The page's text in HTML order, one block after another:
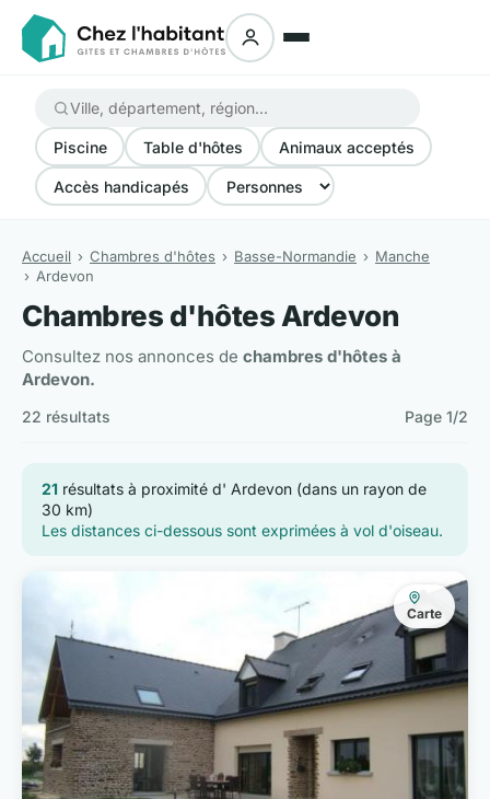
Piscine Table d'hôtes Animaux acceptés
Accès handicapés
Accueil Chambres d'hôtes Basse-Normandie
Manche
Ardevon
Chambres d'hôtes Ardevon
Consultez nos annonces de chambres d'hôtes à
Ardevon.
22 résultats Page 1/2
21 résultats à proximité d' Ardevon (dans un rayon de
30 km)
Les distances ci-dessous sont exprimées à vol d'oiseau.
Carte